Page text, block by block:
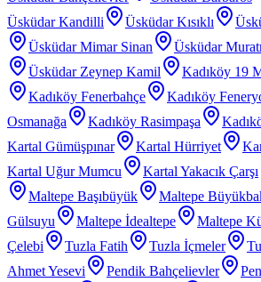
Üsküdar Kandilli
Üsküdar Kısıklı
Üsküdar Mimar Sinan
Üsküdar
Üsküdar Zeynep Kamil
Kadıköy 19
Kadıköy Fenerbahçe
Kadıköy
Osmanağa
Kadıköy Rasimpaşa
Kartal Gümüşpınar
Kartal Hürriyet
Kartal Uğur Mumcu
Kartal Yakacık Çarşı
Maltepe Başıbüyük
Maltepe
Gülsuyu
Maltepe İdealtepe Maltepe
Çelebi
Tuzla Fatih Tuzla İçmeler
Ahmet Yesevi
Pendik Bahçelievler